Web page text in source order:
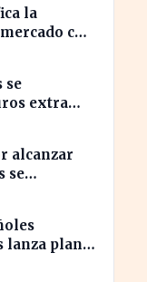
la
con
se
extra
alcanzar
se
lanza plan